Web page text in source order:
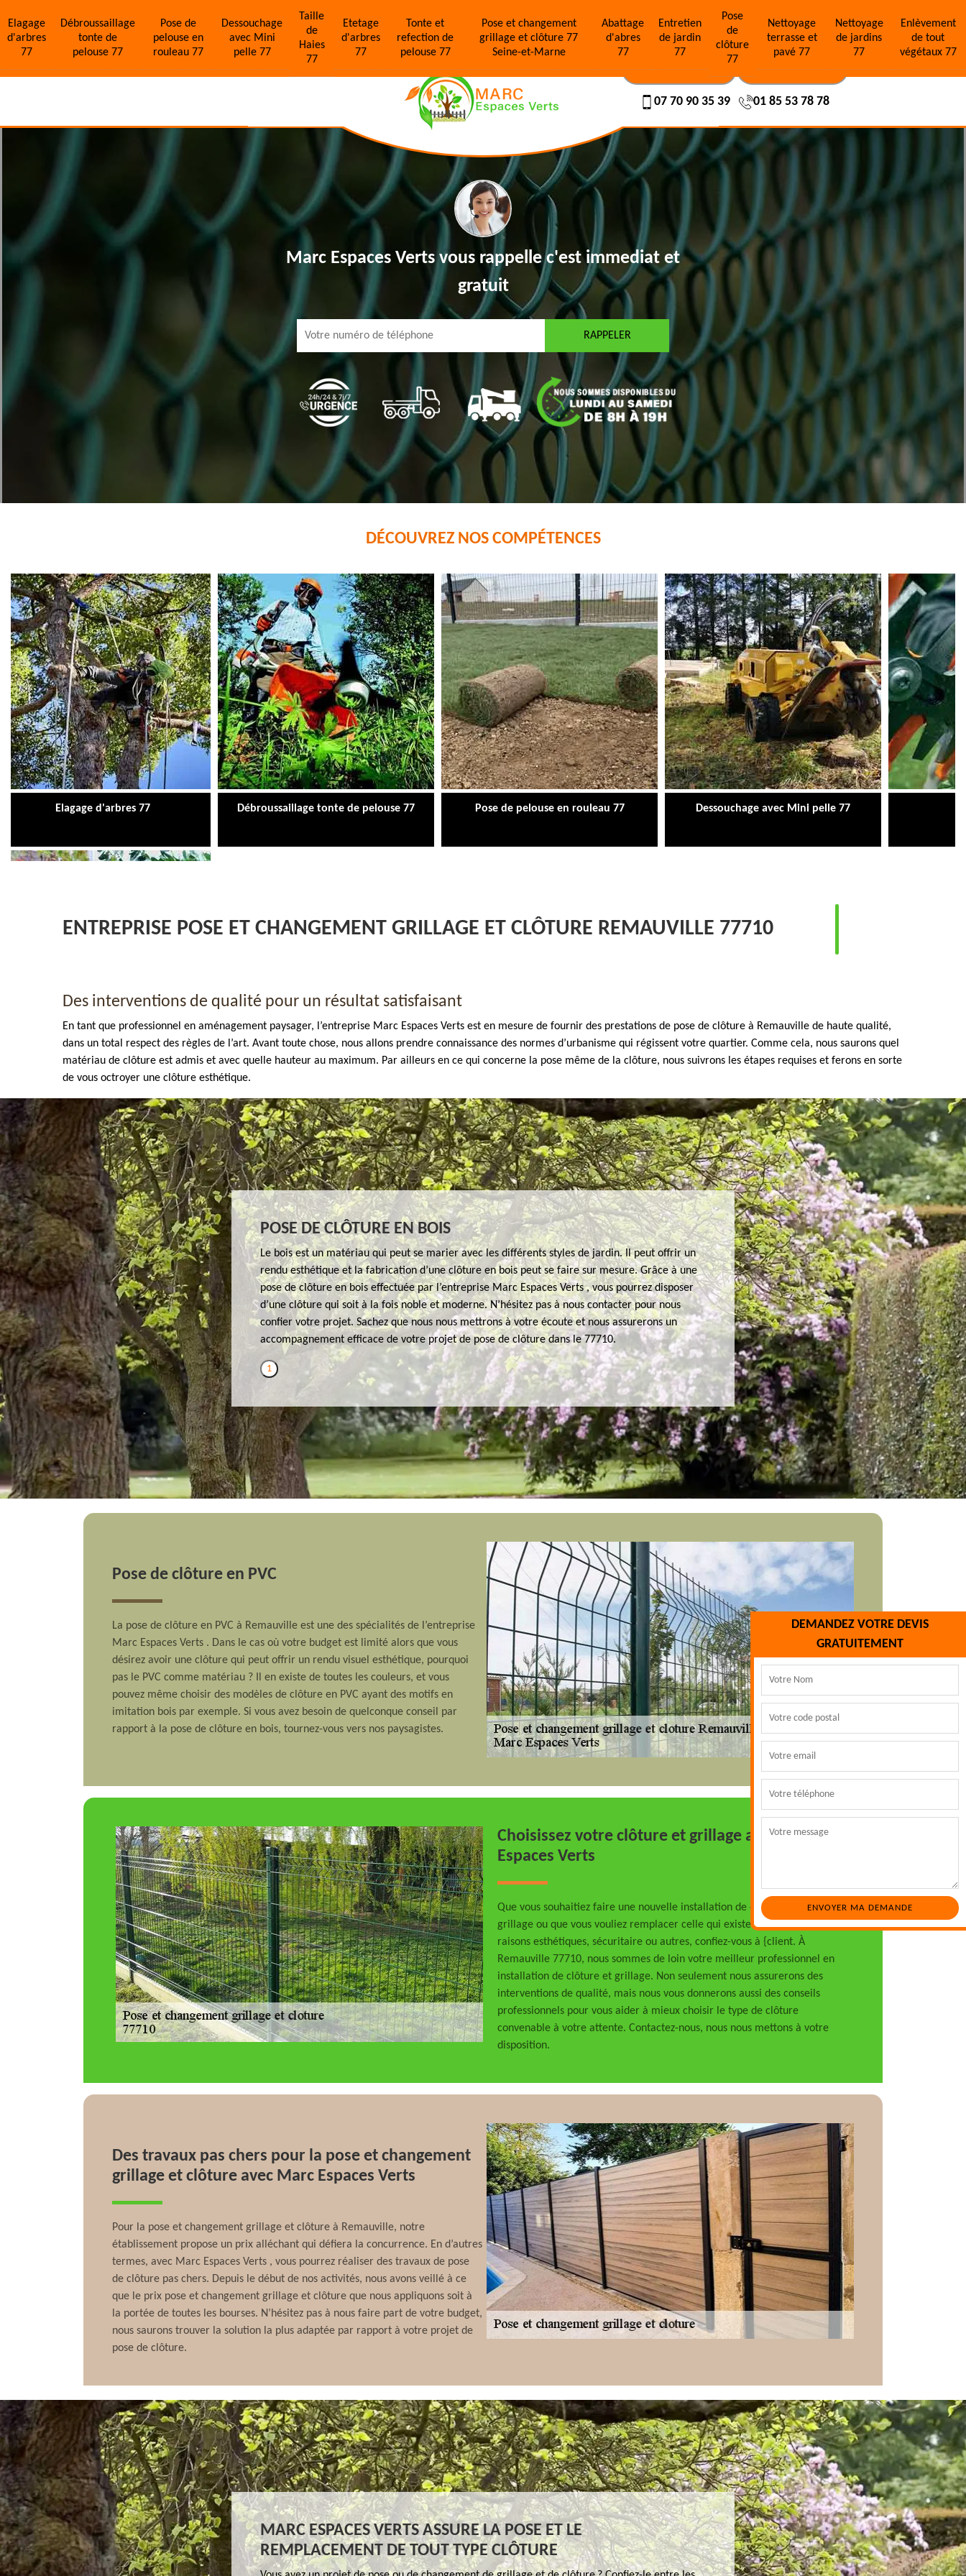
Elagage
d'arbres
77
Débroussaillage
tonte de
pelouse 77
Pose de
pelouse en
rouleau 77
Dessouchage
avec Mini
pelle 77
Taille
de
Haies
77
Etetage
d'arbres
77
Tonte et
refection de
pelouse 77
Pose et changement
grillage et clôture 77
Seine-et-Marne
Abattage
d'abres
77
Entretien
de jardin
77
Pose
de
clôture
77
Nettoyage
terrasse et
pavé 77
Nettoyage
de jardins
77
Enlèvement
de tout
végétaux 77
NOS RÉALISATIONS NOUS CONTACTER
07 70 90 35 39 01 85 53 78 78
Marc Espaces Verts vous rappellec'est immediat et
gratuit
DÉCOUVREZ NOS COMPÉTENCES
Elagage d'arbres 77 Débroussaillage tonte de pelouse 77 Pose de pelouse en rouleau 77 Dessouchage avec Mini pelle 77
Enlèvement de tout végétaux 77
DEMANDEZ VOTRE DEVIS
GRATUITEMENT
ENTREPRISE POSE ET CHANGEMENT GRILLAGE ET CLÔTURE REMAUVILLE 77710
Des interventions de qualité pour un résultat satisfaisant
En tant que professionnel en aménagement paysager, l’entreprise Marc Espaces Verts est en mesure de fournir des prestations de pose de clôture à Remauville de haute qualité,
dans un total respect des règles de l’art. Avant toute chose, nous allons prendre connaissance des normes d’urbanisme qui régissent votre quartier. Comme cela, nous saurons quel
matériau de clôture est admis et avec quelle hauteur au maximum. Par ailleurs en ce qui concerne la pose même de la clôture, nous suivrons les étapes requises et ferons en sorte
de vous octroyer une clôture esthétique.
POSE DE CLÔTURE EN BOIS
Le bois est un matériau qui peut se marier avec les différents styles de jardin. Il peut offrir un
rendu esthétique et la fabrication d’une clôture en bois peut se faire sur mesure. Grâce à une
pose de clôture en bois effectuée par l’entreprise Marc Espaces Verts , vous pourrez disposer
d’une clôture qui soit à la fois noble et moderne. N’hésitez pas à nous contacter pour nous
confier votre projet. Sachez que nous nous mettrons à votre écoute et nous assurerons un
accompagnement efficace de votre projet de pose de clôture dans le 77710.
1
Pose de clôture en PVC
La pose de clôture en PVC à Remauville est une des spécialités de l’entreprise
Marc Espaces Verts . Dans le cas où votre budget est limité alors que vous
désirez avoir une clôture qui peut offrir un rendu visuel esthétique, pourquoi
pas le PVC comme matériau ? Il en existe de toutes les couleurs, et vous
pouvez même choisir des modèles de clôture en PVC ayant des motifs en
imitation bois par exemple. Si vous avez besoin de quelconque conseil par
rapport à la pose de clôture en bois, tournez-vous vers nos paysagistes.
Choisissez votre clôture et grillage avec Marc
Espaces Verts
Que vous souhaitiez faire une nouvelle installation de clôture ou de
grillage ou que vous vouliez remplacer celle qui existe déjà pour des
raisons esthétiques, sécuritaire ou autres, confiez-vous à {client. À
Remauville 77710, nous sommes de loin votre meilleur professionnel en
installation de clôture et grillage. Non seulement nous assurerons des
interventions de qualité, mais nous vous donnerons aussi des conseils
professionnels pour vous aider à mieux choisir le type de clôture
convenable à votre attente. Contactez-nous, nous nous mettons à votre
disposition.
Des travaux pas chers pour la pose et changement
grillage et clôture avec Marc Espaces Verts
Pour la pose et changement grillage et clôture à Remauville, notre
établissement propose un prix alléchant qui défiera la concurrence. En d’autres
termes, avec Marc Espaces Verts , vous pourrez réaliser des travaux de pose
de clôture pas chers. Depuis le début de nos activités, nous avons veillé à ce
que le prix pose et changement grillage et clôture que nous appliquons soit à
la portée de toutes les bourses. N’hésitez pas à nous faire part de votre budget,
nous saurons trouver la solution la plus adaptée par rapport à votre projet de
pose de clôture.
MARC ESPACES VERTS ASSURE LA POSE ET LE
REMPLACEMENT DE TOUT TYPE CLÔTURE